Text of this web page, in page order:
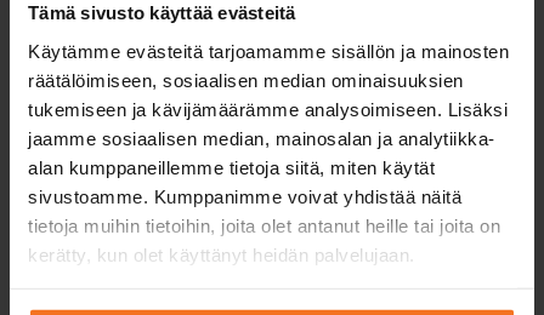
Tämä sivusto käyttää evästeitä
Käytämme evästeitä tarjoamamme sisällön ja mainosten
räätälöimiseen, sosiaalisen median ominaisuuksien
tukemiseen ja kävijämäärämme analysoimiseen. Lisäksi
jaamme sosiaalisen median, mainosalan ja analytiikka-
alan kumppaneillemme tietoja siitä, miten käytät
sivustoamme. Kumppanimme voivat yhdistää näitä
tietoja muihin tietoihin, joita olet antanut heille tai joita on
kerätty, kun olet käyttänyt heidän palvelujaan.
4 e-teorilektioner
för teoriprovet
Autokoulun
mopoauton käyttö
ensimmäisessä
Övningsprogram för